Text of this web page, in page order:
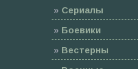
» Сериалы
» Боевики
» Вестерны